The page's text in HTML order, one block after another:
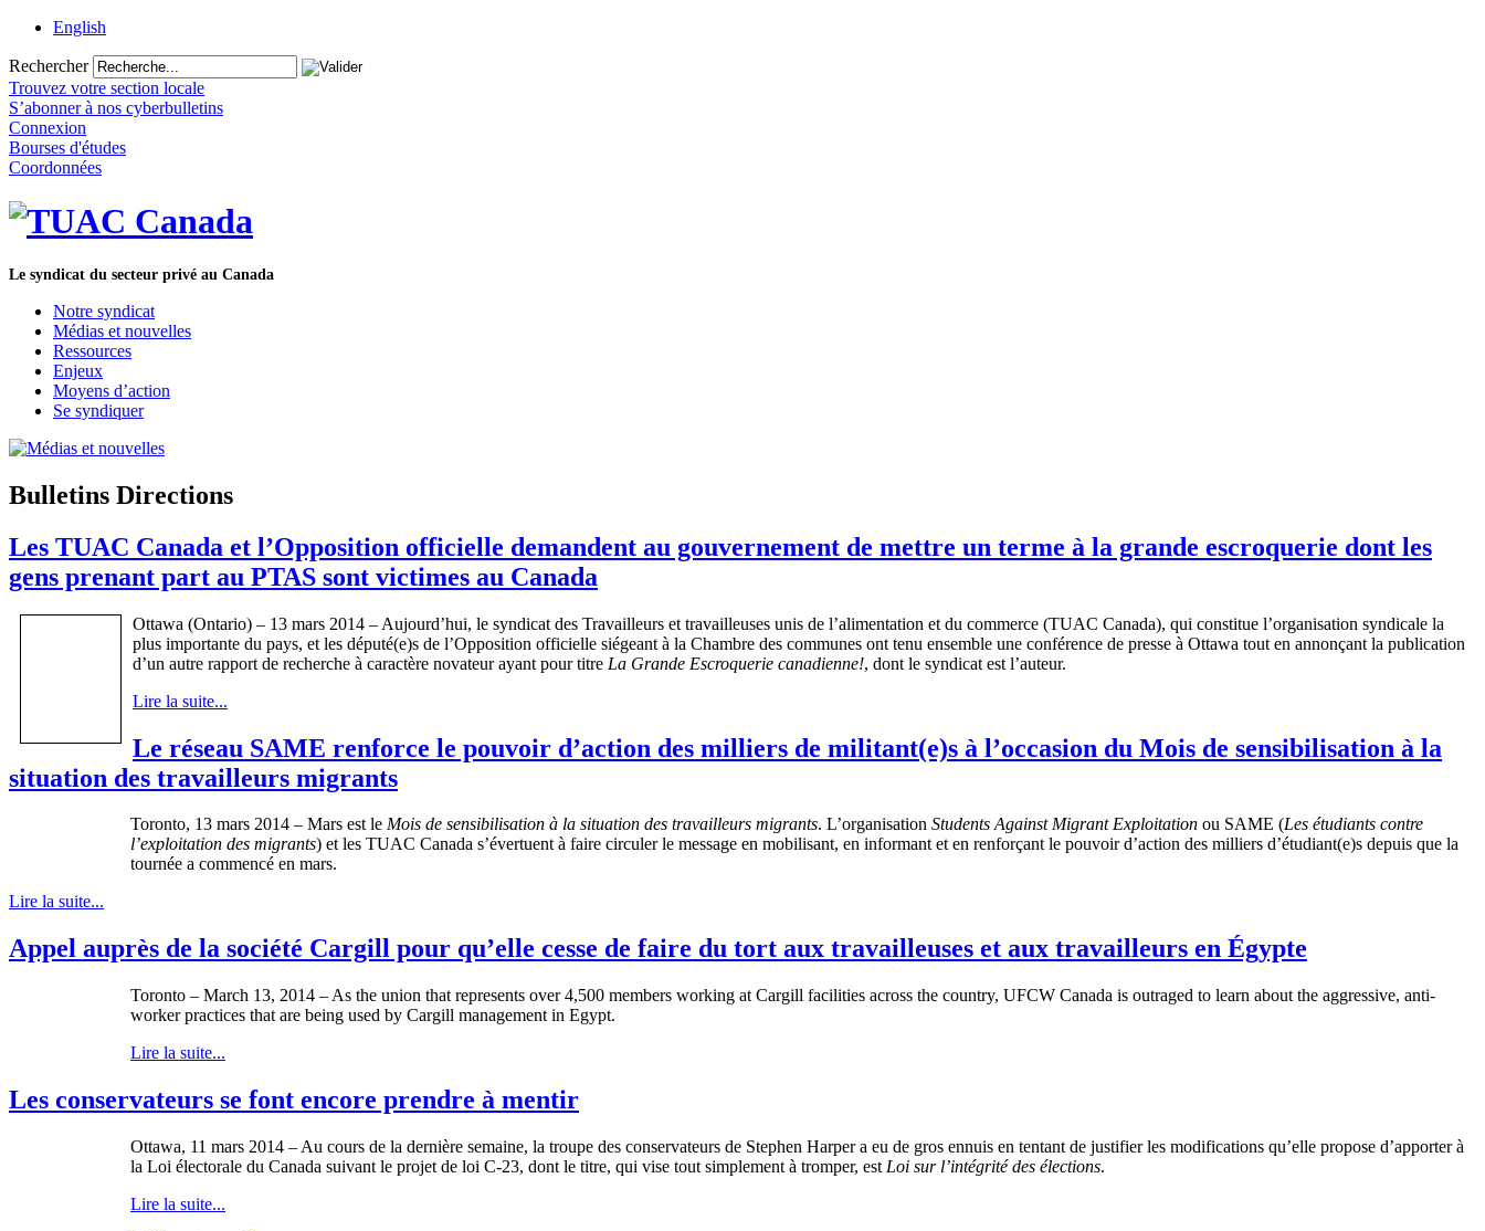
English
Rechercher
Trouvez votre section locale
S’abonner à nos cyberbulletins
Connexion
Bourses d'études
Coordonnées
Le syndicat du secteur privé au Canada
Notre syndicat
Médias et nouvelles
Ressources
Enjeux
Moyens d’action
Se syndiquer
Bulletins Directions
Les TUAC Canada et l’Opposition officielle demandent au gouvernement de mettre un terme à la grande escroquerie dont les
gens prenant part au PTAS sont victimes au Canada
Ottawa (Ontario) – 13 mars 2014 – Aujourd’hui, le syndicat des Travailleurs et travailleuses unis de l’alimentation et du commerce (TUAC Canada), qui constitue l’organisation syndicale la
plus importante du pays, et les député(e)s de l’Opposition officielle siégeant à la Chambre des communes ont tenu ensemble une conférence de presse à Ottawa tout en annonçant la publication
d’un autre rapport de recherche à caractère novateur ayant pour titre La Grande Escroquerie canadienne!, dont le syndicat est l’auteur.
Lire la suite...
Le réseau SAME renforce le pouvoir d’action des milliers de militant(e)s à l’occasion du Mois de sensibilisation à la
situation des travailleurs migrants
Toronto, ­­13 mars 2014 – Mars est le Mois de sensibilisation à la situation des travailleurs migrants. L’organisation Students Against Migrant Exploitation ou SAME (Les étudiants contre
l’exploitation des migrants) et les TUAC Canada s’évertuent à faire circuler le message en mobilisant, en informant et en renforçant le pouvoir d’action des milliers d’étudiant(e)s depuis que la
tournée a commencé en mars.
Lire la suite...
Appel auprès de la société Cargill pour qu’elle cesse de faire du tort aux travailleuses et aux travailleurs en Égypte
Toronto – March 13, 2014 – As the union that represents over 4,500 members working at Cargill facilities across the country, UFCW Canada is outraged to learn about the aggressive, anti-
worker practices that are being used by Cargill management in Egypt.
Lire la suite...
Les conservateurs se font encore prendre à mentir
Ottawa, 11 mars 2014 – Au cours de la dernière semaine, la troupe des conservateurs de Stephen Harper a eu de gros ennuis en tentant de justifier les modifications qu’elle propose d’apporter à
la Loi électorale du Canada suivant le projet de loi C-23, dont le titre, qui vise tout simplement à tromper, est Loi sur l’intégrité des élections.
Lire la suite...